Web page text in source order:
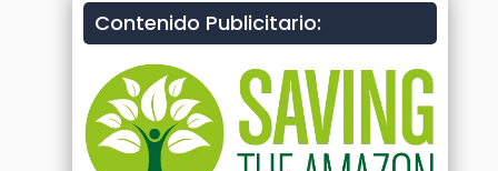
Contenido Publicitario: